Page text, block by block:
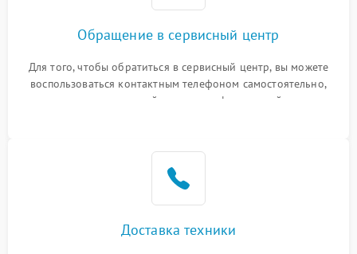
Обращение в сервисный центр
Для того, чтобы обратиться в сервисный центр, вы можете
воспользоваться контактным телефоном самостоятельно,
или оставить свой номер телефона на сайте
Доставка техники